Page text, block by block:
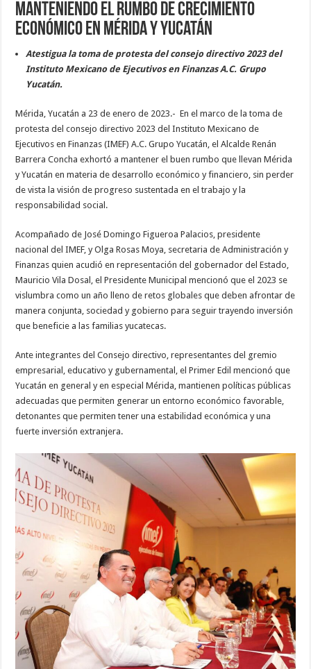
manteniendo el rumbo de crecimiento
económico en Mérida y Yucatán
Atestigua la toma de protesta del consejo directivo 2023 del
Instituto Mexicano de Ejecutivos en Finanzas A.C. Grupo
Yucatán.
Mérida, Yucatán a 23 de enero de 2023.- En el marco de la toma de
protesta del consejo directivo 2023 del Instituto Mexicano de
Ejecutivos en Finanzas (IMEF) A.C. Grupo Yucatán, el Alcalde Renán
Barrera Concha exhortó a mantener el buen rumbo que llevan Mérida
y Yucatán en materia de desarrollo económico y financiero, sin perder
de vista la visión de progreso sustentada en el trabajo y la
responsabilidad social.
Acompañado de José Domingo Figueroa Palacios, presidente
nacional del IMEF, y Olga Rosas Moya, secretaria de Administración y
Finanzas quien acudió en representación del gobernador del Estado,
Mauricio Vila Dosal, el Presidente Municipal mencionó que el 2023 se
vislumbra como un año lleno de retos globales que deben afrontar de
manera conjunta, sociedad y gobierno para seguir trayendo inversión
que beneficie a las familias yucatecas.
Ante integrantes del Consejo directivo, representantes del gremio
empresarial, educativo y gubernamental, el Primer Edil mencionó que
Yucatán en general y en especial Mérida, mantienen políticas públicas
adecuadas que permiten generar un entorno económico favorable,
detonantes que permiten tener una estabilidad económica y una
fuerte inversión extranjera.